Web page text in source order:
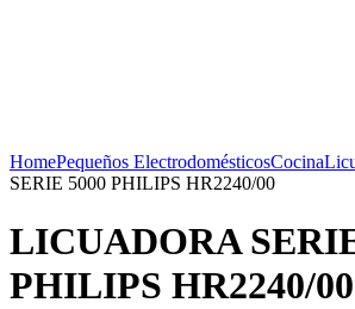
HomePequeños ElectrodomésticosCocina
SERIE 5000 PHILIPS HR2240/00
LICUADORA
PHILIPS HR2240/00